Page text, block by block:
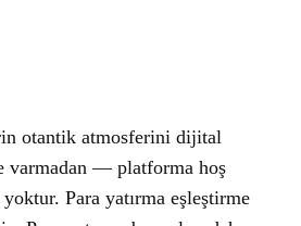
otantik atmosferini dijital
varmadan — platforma hoş
Para yatırma eşleştirme